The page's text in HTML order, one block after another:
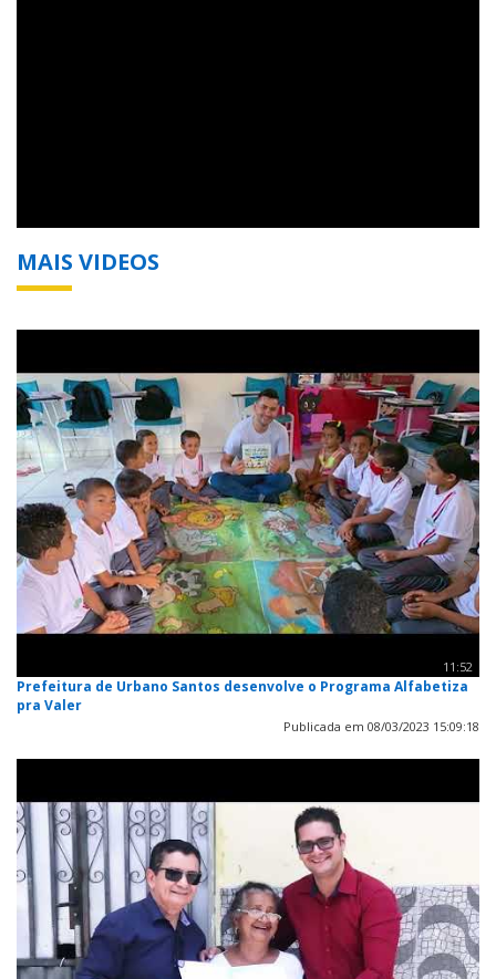
MAIS VIDEOS
11:52
Prefeitura de Urbano Santos desenvolve o Programa Alfabetiza
pra Valer
Publicada em 08/03/2023 15:09:18